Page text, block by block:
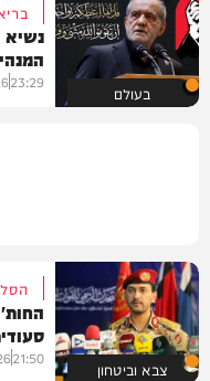
בעולם
נשיא
23:29
צבא וביטחון 21:50